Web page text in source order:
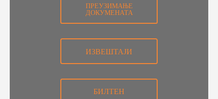
ПРЕУЗИМАЊЕ
ДОКУМЕНАТА
ИЗВЕШТАЈИ
БИЛТЕН